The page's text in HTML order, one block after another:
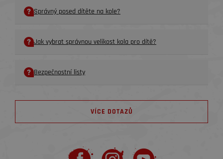
Správný posed dítěte na kole?
Jak vybrat správnou velikost kola pro dítě?
Bezpečnostní listy
VÍCE DOTAZŮ